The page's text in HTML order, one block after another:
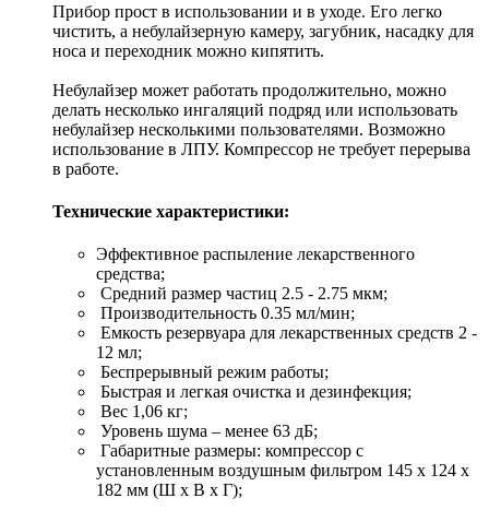
Прибор прост в использовании и в уходе. Его легко
чистить, а небулайзерную камеру, загубник, насадку для
носа и переходник можно кипятить.
Небулайзер может работать продолжительно, можно
делать несколько ингаляций подряд или использовать
небулайзер несколькими пользователями. Возможно
использование в ЛПУ. Компрессор не требует перерыва
в работе.
Технические характеристики:
Эффективное распыление лекарственного
средства;
Средний размер частиц 2.5 - 2.75 мкм;
Производительность 0.35 мл/мин;
Емкость резервуара для лекарственных средств 2 -
12 мл;
Беспрерывный режим работы;
Быстрая и легкая очистка и дезинфекция;
Вес 1,06 кг;
Уровень шума – менее 63 дБ;
Габаритные размеры: компрессор с
установленным воздушным фильтром 145 x 124 x
182 мм (Ш x В x Г);